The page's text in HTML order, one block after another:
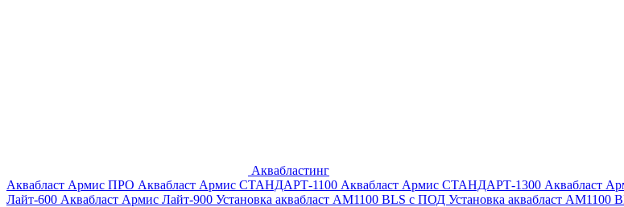
Аквабластинг
Аквабласт Армис ПРО Аквабласт Армис СТАНДАРТ-1100 Аквабласт Армис СТАНДАРТ-1300 Аквабласт
Лайт-600 Аквабласт Армис Лайт-900 Установка аквабласт AM1100 BLS с ПОД Установка аквабласт AM1100